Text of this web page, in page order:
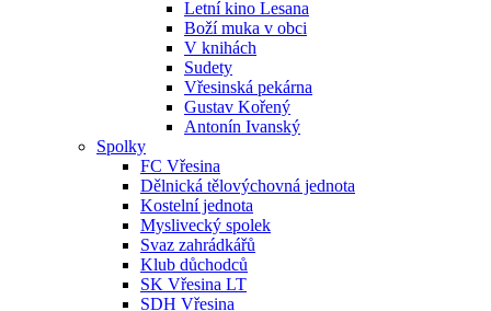
Letní kino Lesana
Boží muka v obci
V knihách
Sudety
Vřesinská pekárna
Gustav Kořený
Antonín Ivanský
Spolky
FC Vřesina
Dělnická tělovýchovná jednota
Kostelní jednota
Myslivecký spolek
Svaz zahrádkářů
Klub důchodců
SK Vřesina LT
SDH Vřesina